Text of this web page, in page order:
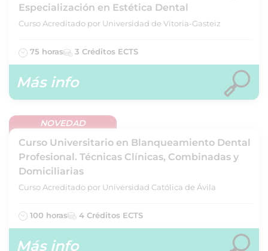
Especialización en Estética Dental
Curso Acreditado por Universidad de Vitoria-Gasteiz
75 horas 3 Créditos ECTS
Más info
NOVEDAD
Curso Universitario en Blanqueamiento Dental
Profesional. Técnicas Clínicas, Combinadas y
Domiciliarias
Curso Acreditado por Universidad Católica de Ávila
100 horas 4 Créditos ECTS
Más info